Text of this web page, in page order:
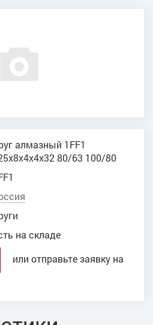
алмазный 1FF1
80/63 100/80
на складе
или отправьте заявку на